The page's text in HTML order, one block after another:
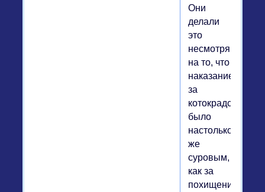
Они
делали
это
несмотря
на то, что
наказание
за
котокрадство
было
настолько
же
суровым,
как за
похищение